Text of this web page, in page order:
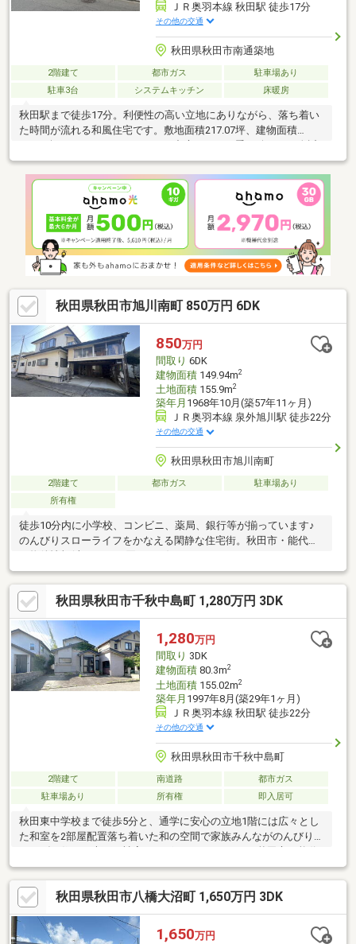
ＪＲ奥羽本線 秋田駅 徒歩17分
その他の交通
秋田県秋田市南通築地
2階建て 都市ガス
駐車場あり
駐車3台
システムキッチン 床暖房
秋田駅まで徒歩17分。利便性の高い立地にありながら、落ち着い
た時間が流れる和風住宅です。敷地面積217.07坪、建物面積
に感じられる設計。敷地内には手入れの行き届いた立派な日本庭
園が広がり、日常に上質な和の趣を添えます。ご家族の集いの場
として、また次世代へ受け継ぐ住まいとしてもふさわしい、存在
感ある一邸です。秋田市・能代市の物件情報(売りタイ・買いタ
イ)はイエステーションノーベル不動産へお任せ下さい!
秋田県秋田市旭川南町 850万円 6DK
850万円
間取り 6DK
建物面積149.94m2
土地面積155.9m2
築年月 1968年10月(築57年11ヶ月)
ＪＲ奥羽本線 泉外旭川駅 徒歩22分
その他の交通
秋田県秋田市旭川南町
2階建て 都市ガス
駐車場あり
所有権
徒歩10分内に小学校、コンビニ、薬局、銀行等が揃っています♪
のんびりスローライフをかなえる閑静な住宅街。秋田市・能代市
動産へお任せ下さい!
秋田県秋田市千秋中島町 1,280万円 3DK
1,280万円
間取り 3DK
建物面積80.3m2
土地面積155.02m2
築年月 1997年8月(築29年1ヶ月)
ＪＲ奥羽本線 秋田駅 徒歩22分
その他の交通
秋田県秋田市千秋中島町
2階建て 南道路
都市ガス
駐車場あり
所有権 即入居可
秋田東中学校まで徒歩5分と、通学に安心の立地1階には広々とし
た和室を2部屋配置落ち着いた和の空間で家族みんながのんびりく
市の物件情報(売りタイ・買いタイ)はイエステーションノーベル
不動産へお任せ下さい!
秋田県秋田市八橋大沼町 1,650万円 3DK
1,650万円